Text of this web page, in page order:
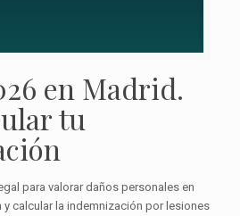
en Madrid.
tu
para valorar daños personales en
calcular la indemnización por lesiones